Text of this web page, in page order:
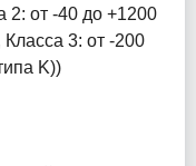
2: от -40 до +1200
Класса 3: от -200
K))